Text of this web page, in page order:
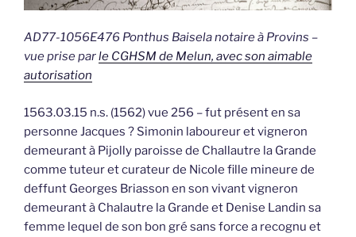
AD77-1056E476 Ponthus Baisela notaire à Provins –
vue prise parle CGHSM de Melun, avec son aimable
autorisation
1563.03.15 n.s. (1562) vue 256 – fut présent en sa
personne Jacques ? Simonin laboureur et vigneron
demeurant à Pijolly paroisse de Challautre la Grande
comme tuteur et curateur de Nicole fille mineure de
deffunt Georges Briasson en son vivant vigneron
demeurant à Chalautre la Grande et Denise Landin sa
femme lequel de son bon gré sans force a recognu et